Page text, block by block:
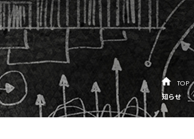
TOP
知らせ